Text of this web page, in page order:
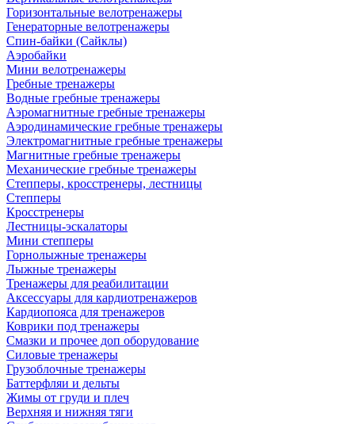
Горизонтальные велотренажеры
Генераторные велотренажеры
Спин-байки (Сайклы)
Аэробайки
Мини велотренажеры
Гребные тренажеры
Водные гребные тренажеры
Аэромагнитные гребные тренажеры
Аэродинамические гребные тренажеры
Электромагнитные гребные тренажеры
Магнитные гребные тренажеры
Механические гребные тренажеры
Степперы, кросстренеры, лестницы
Степперы
Кросстренеры
Лестницы-эскалаторы
Мини степперы
Горнолыжные тренажеры
Лыжные тренажеры
Тренажеры для реабилитации
Аксессуары для кардиотренажеров
Кардиопояса для тренажеров
Коврики под тренажеры
Смазки и прочее доп оборудование
Силовые тренажеры
Грузоблочные тренажеры
Баттерфляи и дельты
Жимы от груди и плеч
Верхняя и нижняя тяги